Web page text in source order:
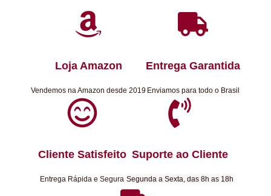
Loja Amazon
Vendemos na Amazon desde 2019
Entrega Garantida
Enviamos para todo o Brasil
Cliente Satisfeito
Entrega Rápida e Segura
Suporte ao Cliente
Segunda a Sexta, das 8h as 18h